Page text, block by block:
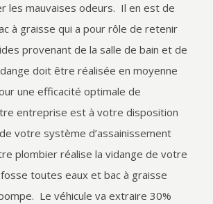
les mauvaises odeurs. Il en est de
à graisse qui a pour rôle de retenir
provenant de la salle de bain et de
doit être réalisée en moyenne
une efficacité optimale de
entreprise est à votre disposition
votre système d’assainissement
plombier réalise la vidange de votre
toutes eaux et bac à graisse
Le véhicule va extraire 30%